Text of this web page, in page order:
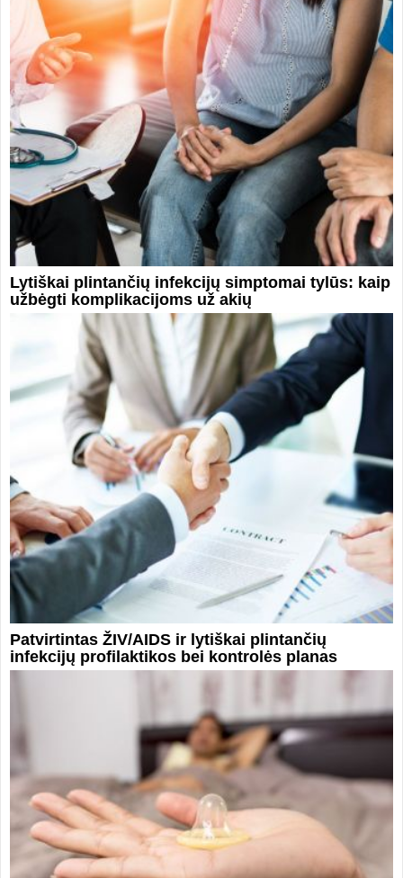
Lytiškai plintančių infekcijų simptomai tylūs: kaip
užbėgti komplikacijoms už akių
Patvirtintas ŽIV/AIDS ir lytiškai plintančių
infekcijų profilaktikos bei kontrolės planas